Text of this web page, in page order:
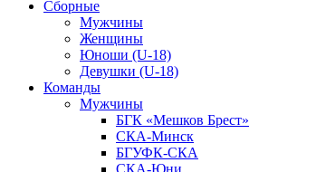
Сборные
Мужчины
Женщины
Юноши (U-18)
Девушки (U-18)
Команды
Мужчины
БГК «Мешков Брест»
СКА-Минск
БГУФК-СКА
СКА-Юни